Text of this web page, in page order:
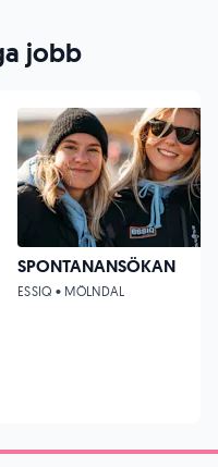
jobb
SPONTANANSÖKAN
ESSIQ • MÖLNDAL